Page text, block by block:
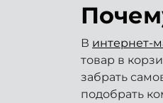
В интернет-
товар в
забрать
подобрать